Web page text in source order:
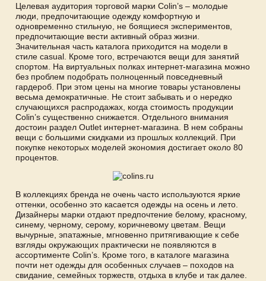
Целевая аудитория торговой марки Colin’s – молодые
люди, предпочитающие одежду комфортную и
одновременно стильную, не боящиеся экспериментов,
предпочитающие вести активный образ жизни.
Значительная часть каталога приходится на модели в
стиле casual. Кроме того, встречаются вещи для занятий
спортом. На виртуальных полках интернет-магазина можно
без проблем подобрать полноценный повседневный
гардероб. При этом цены на многие товары установлены
весьма демократичные. Не стоит забывать и о нередко
случающихся распродажах, когда стоимость продукции
Colin’s существенно снижается. Отдельного внимания
достоин раздел Outlet интернет-магазина. В нем собраны
вещи с большими скидками из прошлых коллекций. При
покупке некоторых моделей экономия достигает около 80
процентов.
В коллекциях бренда не очень часто используются яркие
оттенки, особенно это касается одежды на осень и лето.
Дизайнеры марки отдают предпочтение белому, красному,
синему, черному, серому, коричневому цветам. Вещи
вычурные, эпатажные, мгновенно притягивающие к себе
взгляды окружающих практически не появляются в
ассортименте Colin’s. Кроме того, в каталоге магазина
почти нет одежды для особенных случаев – походов на
свидание, семейных торжеств, отдыха в клубе и так далее.